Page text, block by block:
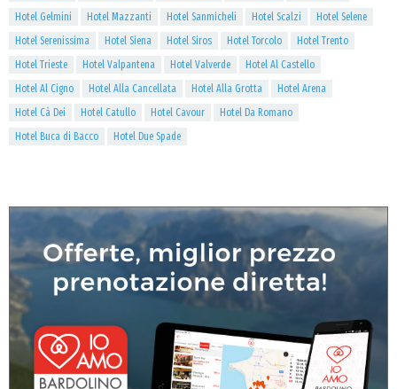
Hotel Gelmini
Hotel Mazzanti Hotel Sanmicheli Hotel Scalzi
Hotel Selene
Hotel Serenissima
Hotel Siena Hotel Siros Hotel Torcolo
Hotel Trento
Hotel Trieste
Hotel Valpantena Hotel Valverde
Hotel Al Castello
Hotel Al Cigno
Hotel Alla Cancellata Hotel Alla Grotta
Hotel Arena
Hotel Cà Dei
Hotel Catullo Hotel Cavour
Hotel Da Romano
Hotel Buca di Bacco
Hotel Due Spade